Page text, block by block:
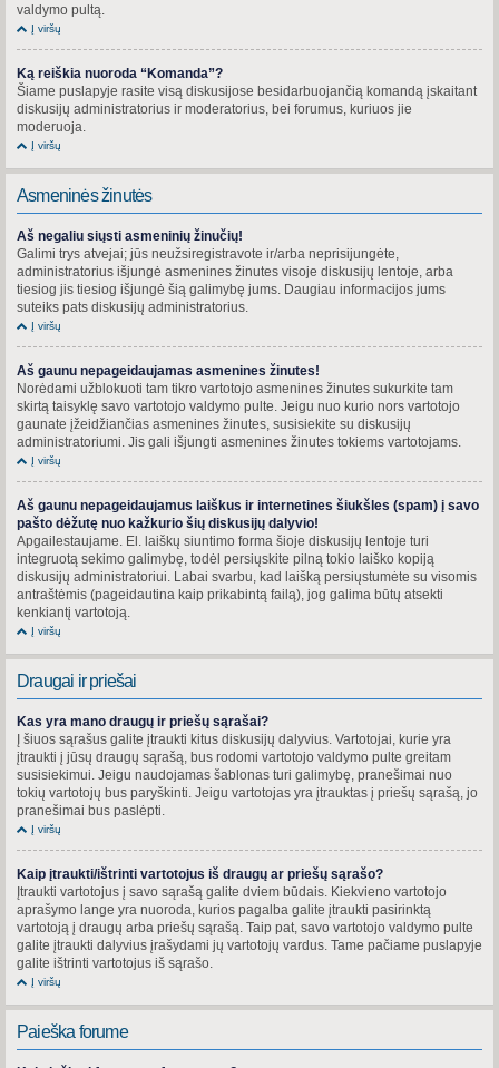
valdymo pultą.
Į viršų
Ką reiškia nuoroda “Komanda”?
Šiame puslapyje rasite visą diskusijose besidarbuojančią komandą įskaitant
diskusijų administratorius ir moderatorius, bei forumus, kuriuos jie
moderuoja.
Į viršų
Asmeninės žinutės
Aš negaliu siųsti asmeninių žinučių!
Galimi trys atvejai; jūs neužsiregistravote ir/arba neprisijungėte,
administratorius išjungė asmenines žinutes visoje diskusijų lentoje, arba
tiesiog jis tiesiog išjungė šią galimybę jums. Daugiau informacijos jums
suteiks pats diskusijų administratorius.
Į viršų
Aš gaunu nepageidaujamas asmenines žinutes!
Norėdami užblokuoti tam tikro vartotojo asmenines žinutes sukurkite tam
skirtą taisyklę savo vartotojo valdymo pulte. Jeigu nuo kurio nors vartotojo
gaunate įžeidžiančias asmenines žinutes, susisiekite su diskusijų
administratoriumi. Jis gali išjungti asmenines žinutes tokiems vartotojams.
Į viršų
Aš gaunu nepageidaujamus laiškus ir internetines šiukšles (spam) į savo
pašto dėžutę nuo kažkurio šių diskusijų dalyvio!
Apgailestaujame. El. laiškų siuntimo forma šioje diskusijų lentoje turi
integruotą sekimo galimybę, todėl persiųskite pilną tokio laiško kopiją
diskusijų administratoriui. Labai svarbu, kad laišką persiųstumėte su visomis
antraštėmis (pageidautina kaip prikabintą failą), jog galima būtų atsekti
kenkiantį vartotoją.
Į viršų
Draugai ir priešai
Kas yra mano draugų ir priešų sąrašai?
Į šiuos sąrašus galite įtraukti kitus diskusijų dalyvius. Vartotojai, kurie yra
įtraukti į jūsų draugų sąrašą, bus rodomi vartotojo valdymo pulte greitam
susisiekimui. Jeigu naudojamas šablonas turi galimybę, pranešimai nuo
tokių vartotojų bus paryškinti. Jeigu vartotojas yra įtrauktas į priešų sąrašą, jo
pranešimai bus paslėpti.
Į viršų
Kaip įtraukti/ištrinti vartotojus iš draugų ar priešų sąrašo?
Įtraukti vartotojus į savo sąrašą galite dviem būdais. Kiekvieno vartotojo
aprašymo lange yra nuoroda, kurios pagalba galite įtraukti pasirinktą
vartotoją į draugų arba priešų sąrašą. Taip pat, savo vartotojo valdymo pulte
galite įtraukti dalyvius įrašydami jų vartotojų vardus. Tame pačiame puslapyje
galite ištrinti vartotojus iš sąrašo.
Į viršų
Paieška forume